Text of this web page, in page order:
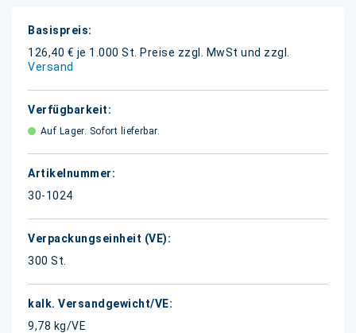
Weitere
Informationen
126,40 € je 1.000 St.
Preise zzgl. MwSt und zzgl.
Versand
Auf Lager. Sofort lieferbar.
30-1024
300 St.
9,78 kg/VE